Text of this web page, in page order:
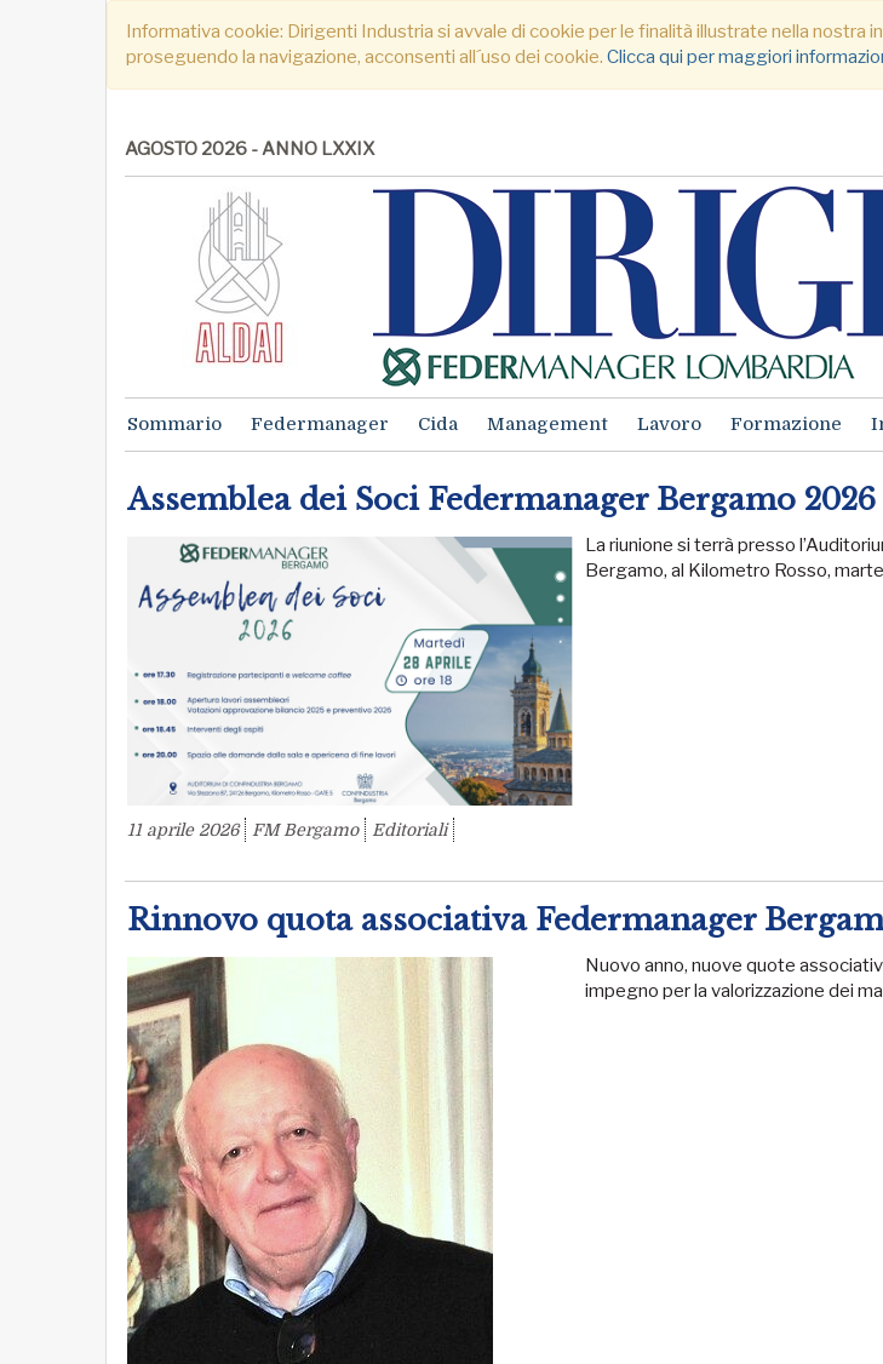
Informativa cookie: Dirigenti Industria si avvale di cookie per le finalità illustrate nella nostra
proseguendo la navigazione, acconsenti all´uso dei cookie. Clicca qui per maggiori
AGOSTO 2026 - ANNO LXXIX
Sommario Federmanager Cida Management Lavoro Formazione
Assemblea dei Soci Federmanager Bergamo 2026
La riunione si terrà presso
Bergamo, al Kilometro Rosso,
11 aprile 2026 FM Bergamo Editoriali
Rinnovo quota associativa Federmanager
Nuovo anno, nuove quote
impegno per la valorizzazione dei